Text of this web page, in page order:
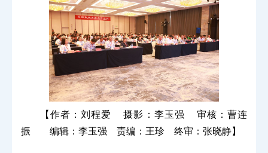
【作者：刘程爱 摄影：李玉强 审核：曹连
振 编辑：李玉强 责编：王珍 终审：张晓静】